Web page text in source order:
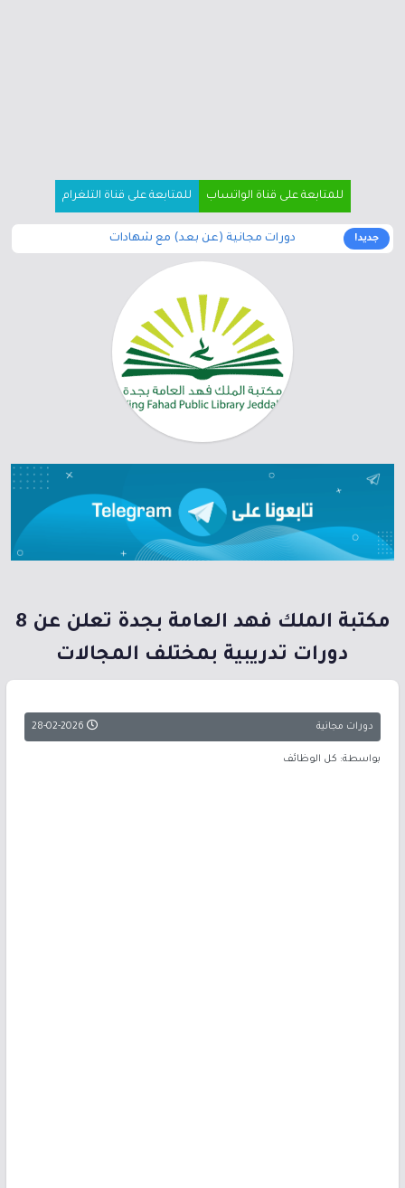
للمتابعة على قناة الواتساب للمتابعة على قناة التلغرام
جديد! دورات مجانية (عن بعد) مع شهادات
مكتبة الملك فهد العامة بجدة تعلن عن 8
دورات تدريبية بمختلف المجالات
دورات مجانية 28-02-2026
بواسطة: كل الوظائف